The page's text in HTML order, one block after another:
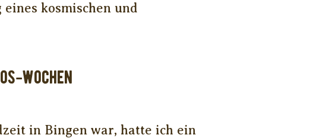
kosmischen und
WOCHEN
in Bingen war, hatte ich ein